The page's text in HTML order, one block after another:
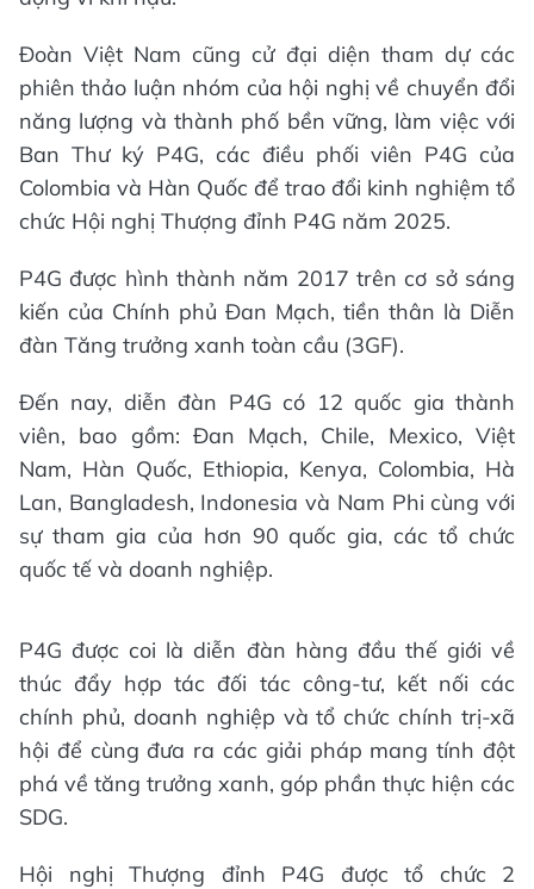
Đoàn Việt Nam cũng cử đại diện tham dự các
phiên thảo luận nhóm của hội nghị về chuyển đổi
năng lượng và thành phố bền vững, làm việc với
Ban Thư ký P4G, các điều phối viên P4G của
Colombia và Hàn Quốc để trao đổi kinh nghiệm tổ
chức Hội nghị Thượng đỉnh P4G năm 2025.
P4G được hình thành năm 2017 trên cơ sở sáng
kiến của Chính phủ Đan Mạch, tiền thân là Diễn
đàn Tăng trưởng xanh toàn cầu (3GF).
Đến nay, diễn đàn P4G có 12 quốc gia thành
viên, bao gồm: Đan Mạch, Chile, Mexico, Việt
Nam, Hàn Quốc, Ethiopia, Kenya, Colombia, Hà
Lan, Bangladesh, Indonesia và Nam Phi cùng với
sự tham gia của hơn 90 quốc gia, các tổ chức
quốc tế và doanh nghiệp.
P4G được coi là diễn đàn hàng đầu thế giới về
thúc đẩy hợp tác đối tác công-tư, kết nối các
chính phủ, doanh nghiệp và tổ chức chính trị-xã
hội để cùng đưa ra các giải pháp mang tính đột
phá về tăng trưởng xanh, góp phần thực hiện các
SDG.
Hội nghị Thượng đỉnh P4G được tổ chức 2